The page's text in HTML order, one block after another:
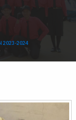
2023-2024